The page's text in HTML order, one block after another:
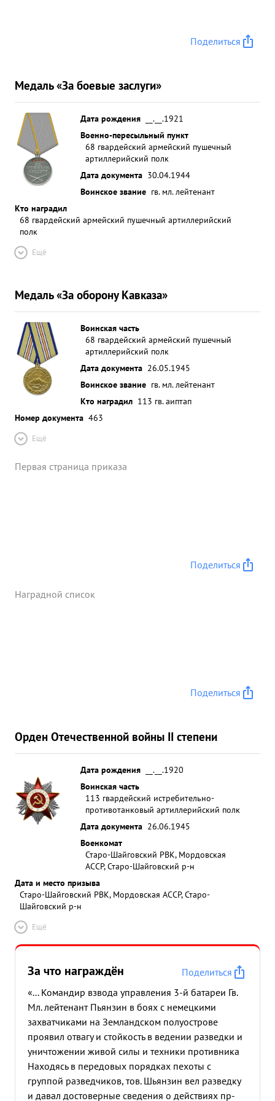
Поделиться
Медаль «За боевые заслуги»
Дата рождения
__.__.1921
Военно-пересыльный пункт
68 гвардейский армейский пушечный
артиллерийский полк
Дата документа 30.04.1944
Воинское звание гв. мл. лейтенант
Кто наградил
68 гвардейский армейский пушечный артиллерийский
полк
Ещё
Медаль «За оборону Кавказа»
Воинская часть
68 гвардейский армейский пушечный
артиллерийский полк
Дата документа 26.05.1945
Воинское звание гв. мл. лейтенант
Кто наградил 113 гв. аиптап
Номер документа 463
Ещё
Первая страница приказа
Поделиться
Наградной список
Поделиться
Орден Отечественной войны II степени
Дата рождения
__.__.1920
Воинская часть
113 гвардейский истребительно-
противотанковый артиллерийский полк
Дата документа 26.06.1945
Военкомат
Старо-Шайговский РВК, Мордовская
АССР, Старо-Шайговский р-н
Дата и место призыва
Старо-Шайговский РВК, Мордовская АССР, Старо-
Шайговский р-н
Ещё
За что награждён
Поделиться
«... Командир взвода управления 3-й батареи Гв.
Мл. лейтенант Пьянзин в боях с немецкими
захватчиками на Земландском полуострове
проявил отвагу и стойкость в ведении разведки и
уничтожении живой силы и техники противника
Находясь в передовых порядках пехоты с
группой разведчиков, тов. Шьянзин вел разведку
и давал достоверные сведения о действиях пр-